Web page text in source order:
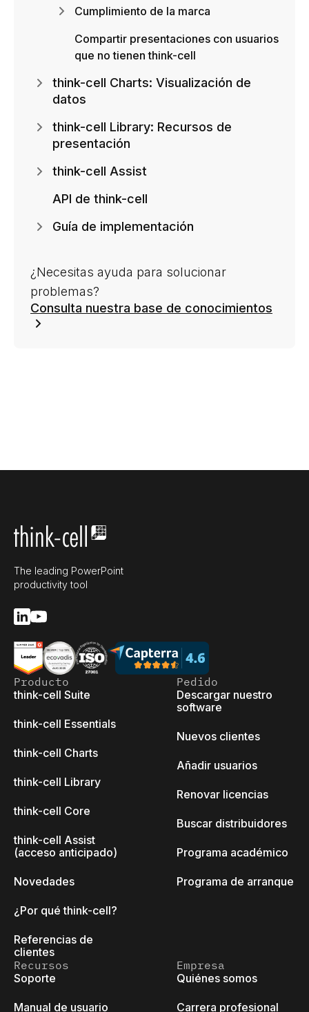
Cumplimiento de la marca
Compartir presentaciones con usuarios
que no tienen think-cell
think-cell Charts: Visualización de
datos
think-cell Library: Recursos de
presentación
think-cell Assist
API de think-cell
Guía de implementación
¿Necesitas ayuda para solucionar
problemas?
Consulta nuestra base de conocimientos
The leading PowerPoint
productivity tool
Producto
think-cell Suite
think-cell Essentials
think-cell Charts
think-cell Library
think-cell Core
think-cell Assist
(acceso anticipado)
Novedades
¿Por qué think-cell?
Referencias de
clientes
Pedido
Descargar nuestro
software
Nuevos clientes
Añadir usuarios
Renovar licencias
Buscar distribuidores
Programa académico
Programa de arranque
Recursos
Soporte
Manual de usuario
Empresa
Quiénes somos
Carrera profesional